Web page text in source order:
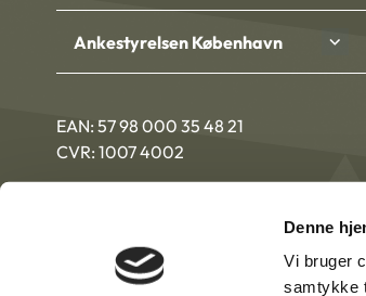
Denne
Vi bruger
samtykke
Ankestyrelsen København
EAN: 57 98 000 35 48 21
CVR: 1007 4002